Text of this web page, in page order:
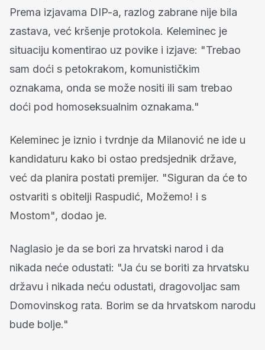
Prema izjavama DIP-a, razlog zabrane nije bila
zastava, već kršenje protokola. Keleminec je
situaciju komentirao uz povike i izjave: "Trebao
sam doći s petokrakom, komunističkim
oznakama, onda se može nositi ili sam trebao
doći pod homoseksualnim oznakama."
Keleminec je iznio i tvrdnje da Milanović ne ide u
kandidaturu kako bi ostao predsjednik države,
već da planira postati premijer. "Siguran da će to
ostvariti s obitelji Raspudić, Možemo! i s
Mostom", dodao je.
Naglasio je da se bori za hrvatski narod i da
nikada neće odustati: "Ja ću se boriti za hrvatsku
državu i nikada neću odustati, dragovoljac sam
Domovinskog rata. Borim se da hrvatskom narodu
bude bolje."